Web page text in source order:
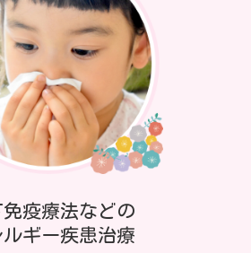
免疫療法などの
ルギー疾患治療